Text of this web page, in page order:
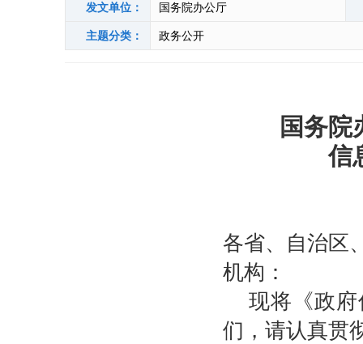
发文单位： 国务院办公厅
主题分类： 政务公开
国务院
信
各省、自治区
机构：
现将《政
们，请认真贯